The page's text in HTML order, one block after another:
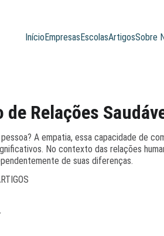
InícioEmpresasEscolasArtigosSobre
Relações
A empatia, essa capacidade de
No contexto das relações
de suas diferenças.